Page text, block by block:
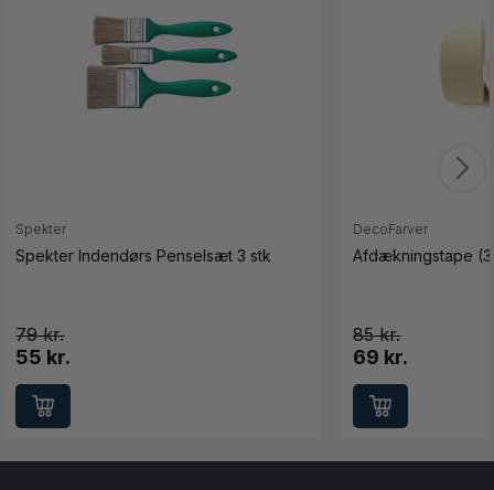
Spekter
Spekter Indendørs Penselsæt 3 stk
79
55 kr.
DecoFarver
Afdækningstape
85
69 kr.